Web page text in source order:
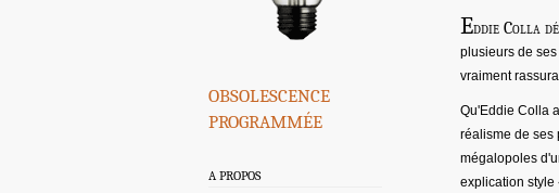
obsolescence
programmée
A PROPOS
Eddie Colla
plusieurs de
vraiment
Qu'Eddie Colla
réalisme de ses
mégalopoles
explication style